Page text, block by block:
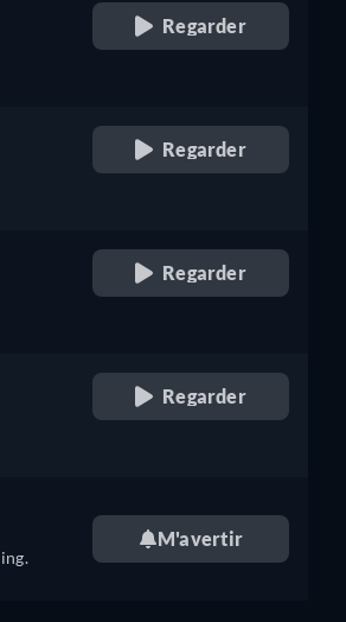
Regarder
Regarder
Regarder
Regarder
M'avertir